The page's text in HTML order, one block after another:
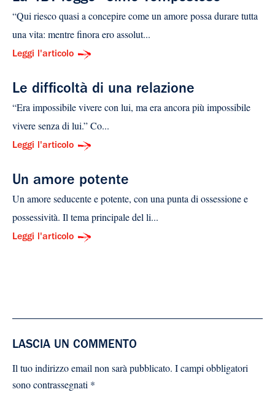
“Qui riesco quasi a concepire come un amore possa durare tutta
una vita: mentre finora ero assolut...
Leggi l'articolo
Le difficoltà di una relazione
“Era impossibile vivere con lui, ma era ancora più impossibile
vivere senza di lui.” Co...
Leggi l'articolo
Un amore potente
Un amore seducente e potente, con una punta di ossessione e
possessività. Il tema principale del li...
Leggi l'articolo
LASCIA UN COMMENTO
Il tuo indirizzo email non sarà pubblicato. I campi obbligatori
sono contrassegnati *